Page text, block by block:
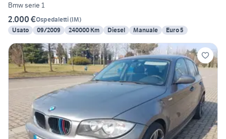
Bmw serie 1
2.000 €Ospedaletti(IM)
Usato
09/2009 240000 Km Diesel Manuale Euro 5